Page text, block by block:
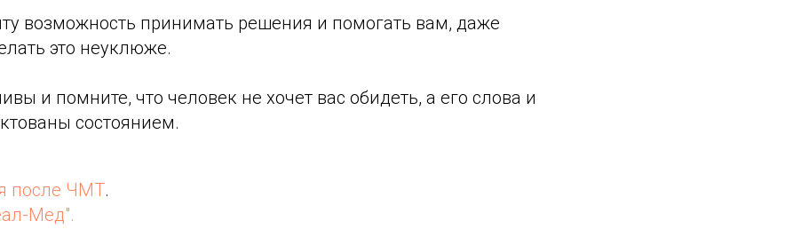
возможность принимать решения и помогать вам, даже
это неуклюже.
и помните, что человек не хочет вас обидеть, а его слова и
состоянием.
после ЧМТ.
Мед".